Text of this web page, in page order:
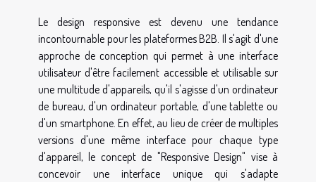
Le design responsive est devenu une tendance
incontournable pour les plateformes B2B. Il s'agit d'une
approche de conception qui permet à une interface
utilisateur d'être facilement accessible et utilisable sur
une multitude d'appareils, qu'il s'agisse d'un ordinateur
de bureau, d'un ordinateur portable, d'une tablette ou
d'un smartphone. En effet, au lieu de créer de multiples
versions d'une même interface pour chaque type
d'appareil, le concept de "Responsive Design" vise à
concevoir une interface unique qui s'adapte